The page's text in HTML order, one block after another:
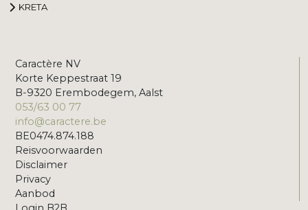
KRETA
Caractère NV
Korte Keppestraat 19
B-9320 Erembodegem, Aalst
053/63 00 77
info@caractere.be
BE0474.874.188
Reisvoorwaarden
Disclaimer
Privacy
Aanbod